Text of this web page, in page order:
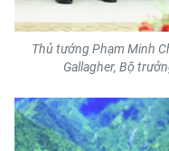
Media Thế giới
Media Thể thao
Media Giáo dục
Media Y tế
Thủ tướng Phạm Minh
Gallagher, Bộ